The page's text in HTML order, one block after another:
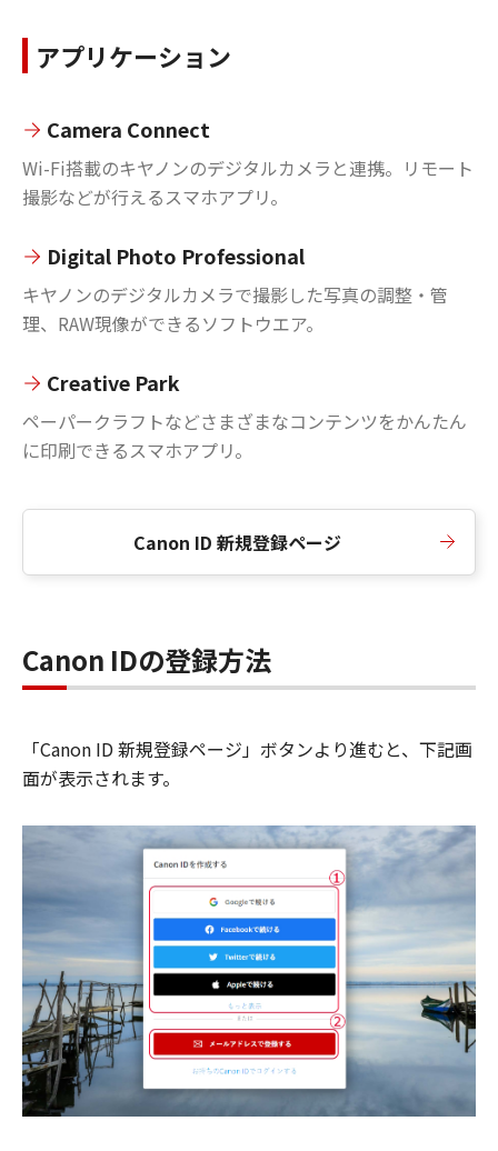
アプリケーション
Camera Connect
Wi-Fi搭載のキヤノンのデジタルカメラと連携。リモート
撮影などが行えるスマホアプリ。
Digital Photo Professional
キヤノンのデジタルカメラで撮影した写真の調整・管
理、RAW現像ができるソフトウエア。
Creative Park
ペーパークラフトなどさまざまなコンテンツをかんたん
に印刷できるスマホアプリ。
Canon ID 新規登録ページ
Canon IDの登録方法
「Canon ID 新規登録ページ」ボタンより進むと、下記画
面が表示されます。